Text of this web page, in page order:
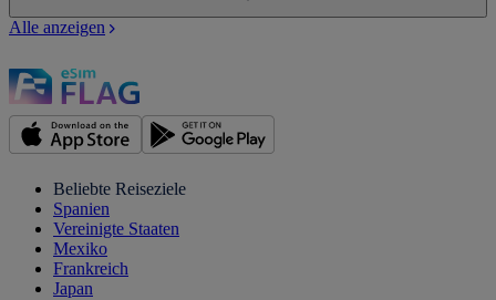
Alle anzeigen
Beliebte Reiseziele
Spanien
Vereinigte Staaten
Mexiko
Frankreich
Japan